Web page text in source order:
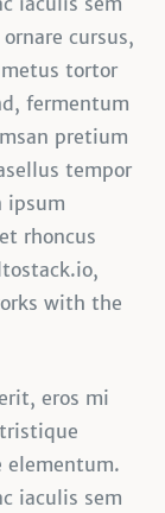
cursus,
tortor
fermentum
pretium
tempor
ipsum
rhoncus
with the
eros mi
elementum.
iaculis sem